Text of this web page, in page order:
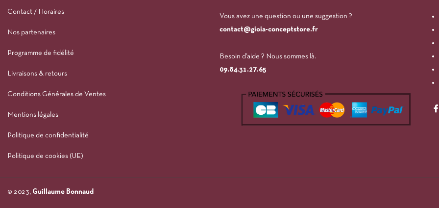
Contact / Horaires
Nos partenaires
Programme de fidélité
Livraisons & retours
Conditions Générales de Ventes
Mentions légales
Politique de confidentialité
Politique de cookies (UE)
Vous avez une question ou une suggestion ?
contact@gioia-conceptstore.fr
Besoin d’aide ? Nous sommes là.
09.84.31.27.65
© 2023, Guillaume Bonnaud